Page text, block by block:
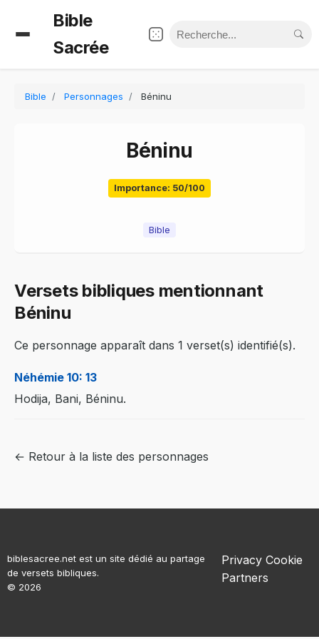
Bible
Sacrée
Bible Personnages Béninu
Béninu
Importance: 50/100
Bible
Versets bibliques mentionnant
Béninu
Ce personnage apparaît dans 1 verset(s) identifié(s).
Néhémie 10: 13
Hodija, Bani, Béninu.
← Retour à la liste des personnages
biblesacree.net est un site dédié au partage
de versets bibliques.
© 2026
Privacy Cookie
Partners